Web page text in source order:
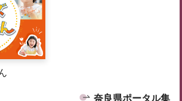
奈良県ポータル集